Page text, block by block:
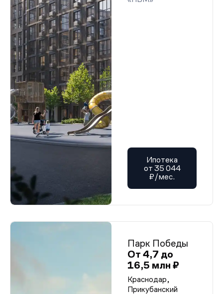
Ипотека
от 35 044
₽/мес.
Парк Победы
От 4,7 до
16,5 млн ₽
Краснодар,
Прикубанский